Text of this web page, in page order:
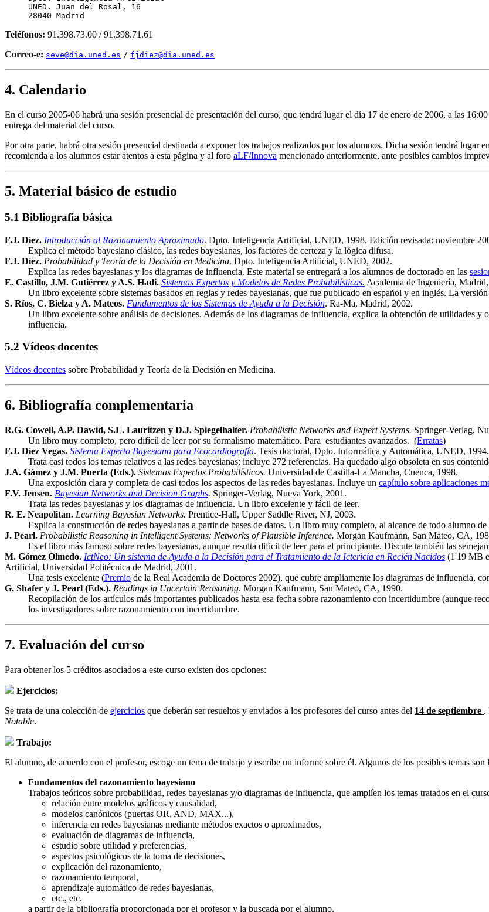
UNED. Juan del Rosal, 16
28040 Madrid
Teléfonos: 91.398.73.00 / 91.398.71.61
Correo-e: seve@dia.uned.es / fjdiez@dia.uned.es
4. Calendario
En el curso 2005-06 habrá una sesión presencial de presentación del curso, que tendrá lugar el día 17 de enero de 2006, a las
entrega del material del curso.
Por otra parte, habrá otra sesión presencial destinada a exponer los trabajos realizados por los alumnos. Dicha sesión tendrá
recomienda a los alumnos estar atentos a esta página y al foro aLF/Innova mencionado anteriormente, ante posibles cambios
5. Material básico de estudio
5.1 Bibliografía básica
F.J. Díez. Introducción al Razonamiento Aproximado. Dpto. Inteligencia Artificial, UNED, 1998. Edición revisada: noviembre
Explica el método bayesiano clásico, las redes bayesianas, los factores de certeza y la lógica difusa.
F.J. Díez. Probabilidad y Teoría de la Decisión en Medicina. Dpto. Inteligencia Artificial, UNED, 2002.
Explica las redes bayesianas y los diagramas de influencia. Este material se entregará a los alumnos de doctorado en las
E. Castillo, J.M. Gutiérrez y A.S. Hadi. Sistemas Expertos y Modelos de Redes Probabilísticas. Academia de Ingeniería,
Un libro excelente sobre sistemas basados en reglas y redes bayesianas, que fue publicado en español y en inglés. La
S. Ríos, C. Bielza y A. Mateos. Fundamentos de los Sistemas de Ayuda a la Decisión. Ra-Ma, Madrid, 2002.
Un libro excelente sobre análisis de decisiones. Además de los diagramas de influencia, explica la obtención de utilidades y
influencia.
5.2 Vídeos docentes
Vídeos docentes sobre Probabilidad y Teoría de la Decisión en Medicina.
6. Bibliografía complementaria
R.G. Cowell, A.P. Dawid, S.L. Lauritzen y D.J. Spiegelhalter. Probabilistic Networks and Expert Systems. Springer-Verlag,
Un libro muy completo, pero difícil de leer por su formalismo matemático. Para estudiantes avanzados. (Erratas)
F.J. Díez Vegas. Sistema Experto Bayesiano para Ecocardiografía. Tesis doctoral, Dpto. Informática y Automática, UNED, 1994.
Trata casi todos los temas relativos a las redes bayesianas; incluye 272 referencias. Ha quedado algo obsoleta en sus
J.A. Gámez y J.M. Puerta (Eds.). Sistemas Expertos Probabilísticos. Universidad de Castilla-La Mancha, Cuenca, 1998.
Una exposición clara y completa de casi todos los aspectos de las redes bayesianas. Incluye un capítulo sobre aplicaciones
F.V. Jensen. Bayesian Networks and Decision Graphs. Springer-Verlag, Nueva York, 2001.
Trata las redes bayesianas y los diagramas de influencia. Un libro excelente y fácil de leer.
R. E. Neapolitan. Learning Bayesian Networks. Prentice-Hall, Upper Saddle River, NJ, 2003.
Explica la construcción de redes bayesianas a partir de bases de datos. Un libro muy completo, al alcance de todo alumno de
J. Pearl. Probabilistic Reasoning in Intelligent Systems: Networks of Plausible Inference. Morgan Kaufmann, San Mateo, CA,
Es el libro más famoso sobre redes bayesianas, aunque resulta dificil de leer para el principiante. Discute también las
M. Gómez Olmedo. IctNeo: Un sistema de Ayuda a la Decisión para el Tratamiento de la Ictericia en Recién Nacidos (1'19 MB
Artificial, Universidad Politécnica de Madrid, 2001.
Una tesis excelente (Premio de la Real Academia de Doctores 2002), que cubre ampliamente los diagramas de influencia,
G. Shafer y J. Pearl (Eds.). Readings in Uncertain Reasoning. Morgan Kaufmann, San Mateo, CA, 1990.
Recopilación de los artículos más importantes publicados hasta esa fecha sobre razonamiento con incertidumbre (aunque
los investigadores sobre razonamiento con incertidumbre.
7. Evaluación del curso
Para obtener los 5 créditos asociados a este curso existen dos opciones:
Ejercicios:
Se trata de una colección de ejercicios que deberán ser resueltos y enviados a los profesores del curso antes del 14 de septiembre .
Notable.
Trabajo:
El alumno, de acuerdo con el profesor, escoge un tema de trabajo y escribe un informe sobre él. Algunos de los posibles temas son
Fundamentos del razonamiento bayesiano
Trabajos teóricos sobre probabilidad, redes bayesianas y/o diagramas de influencia, que amplíen los temas tratados en el
relación entre modelos gráficos y causalidad,
modelos canónicos (puertas OR, AND, MAX...),
inferencia en redes bayesianas mediante métodos exactos o aproximados,
evaluación de diagramas de influencia,
estudio sobre utilidad y preferencias,
aspectos psicológicos de la toma de decisiones,
explicación del razonamiento,
razonamiento temporal,
aprendizaje automático de redes bayesianas,
etc., etc.
a partir de la bibliografía proporcionada por el profesor y la buscada por el alumno.